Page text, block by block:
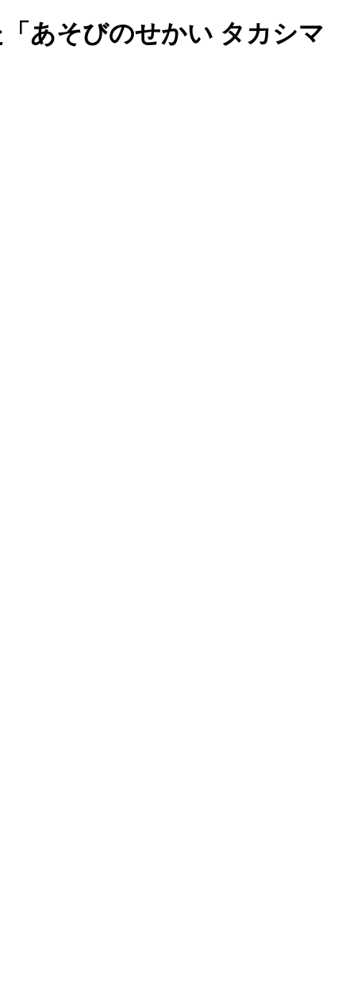
あそびのせかい タカシマ